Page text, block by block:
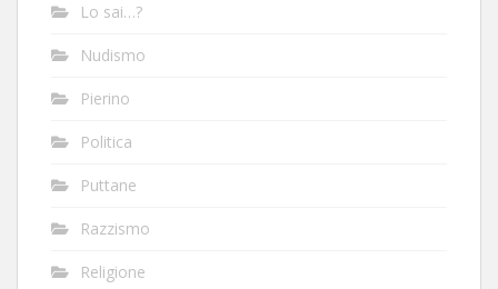
Lo sai…?
Nudismo
Pierino
Politica
Puttane
Razzismo
Religione